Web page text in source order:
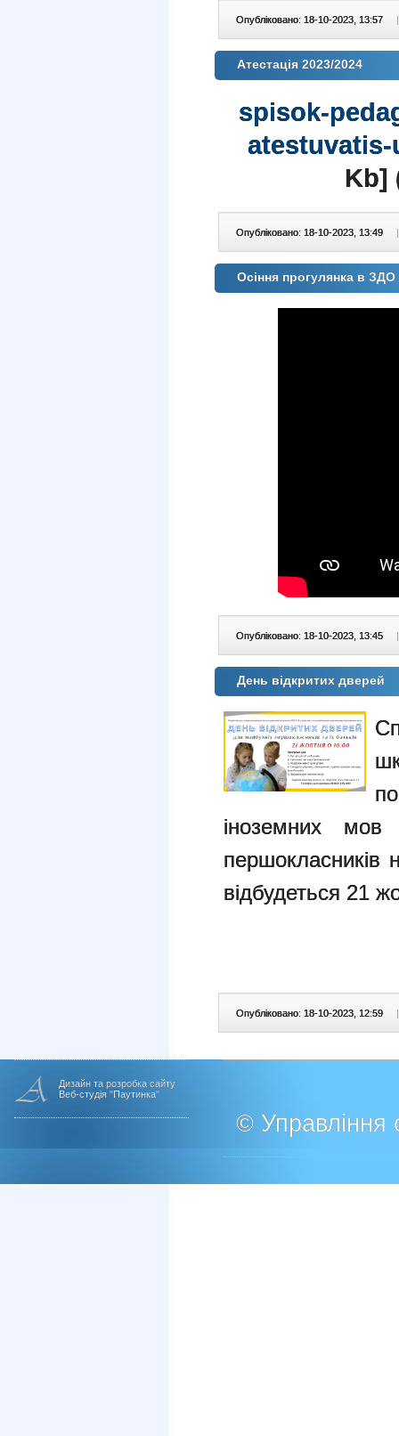
Опубліковано: 18-10-2023, 13:57 |
Атестація 2023/2024
spisok-
atestuvatis-
Kb]
Опубліковано: 18-10-2023, 13:49 |
Осіння прогулянка в
Опубліковано: 18-10-2023, 13:45 |
День відкритих дверей
іноземних мов
першокласників
відбудеться 21
Опубліковано: 18-10-2023, 12:59 |
Дизайн та розробка сайту
Веб-студія "Паутинка"
© Управління